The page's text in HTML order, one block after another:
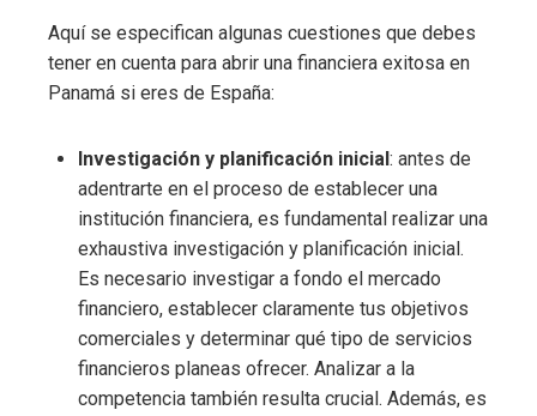
Aquí se especifican algunas cuestiones que debes
tener en cuenta para abrir una financiera exitosa en
Panamá si eres de España:
Investigación y planificación inicial: antes de
adentrarte en el proceso de establecer una
institución financiera, es fundamental realizar una
exhaustiva investigación y planificación inicial.
Es necesario investigar a fondo el mercado
financiero, establecer claramente tus objetivos
comerciales y determinar qué tipo de servicios
financieros planeas ofrecer. Analizar a la
competencia también resulta crucial. Además, es